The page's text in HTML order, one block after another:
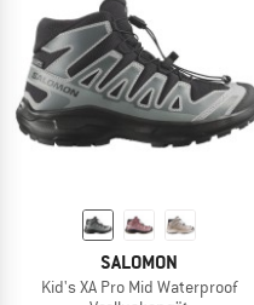
SALOMON
Kid's XA Pro Mid Waterproof